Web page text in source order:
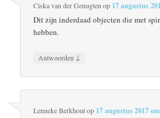
Ciska van der Genugtenop 17 augustus
Dit zijn inderdaad objecten die met
hebben.
Antwoorden ↓
Lenneke Berkhoutop 17 augustus 2017